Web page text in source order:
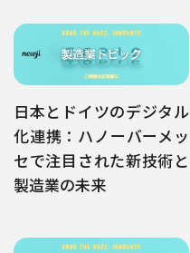
日本とドイツのデジタル
化連携：ハノーバーメッ
セで注目された新技術と
製造業の未来